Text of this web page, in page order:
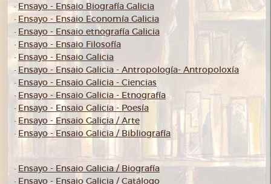
-Ensayo - Ensaio Biografía Galicia
- Ensayo - Ensaio Economía Galicia
- Ensayo - Ensaio etnografía Galicia
- Ensayo - Ensaio Filosofía
- Ensayo - Ensaio Galicia
- Ensayo - Ensaio Galicia - Antropología- Antropoloxía
- Ensayo - Ensaio Galicia - Ciencias
- Ensayo - Ensaio Galicia - Etnografía
- Ensayo - Ensaio Galicia - Poesía
- Ensayo - Ensaio Galicia / Arte
- Ensayo - Ensaio Galicia / Bibliografía
- Ensayo - Ensaio Galicia / Biografía
- Ensayo - Ensaio Galicia / Catálogo